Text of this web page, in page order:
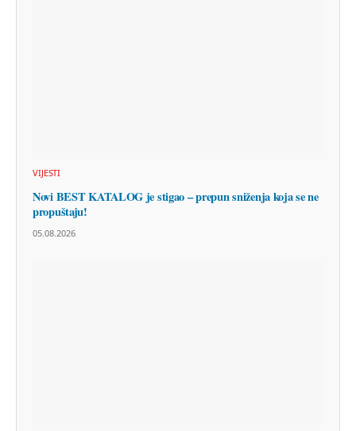
VIJESTI
Novi BEST KATALOG je stigao – prepun sniženja koja se ne
propuštaju!
05.08.2026